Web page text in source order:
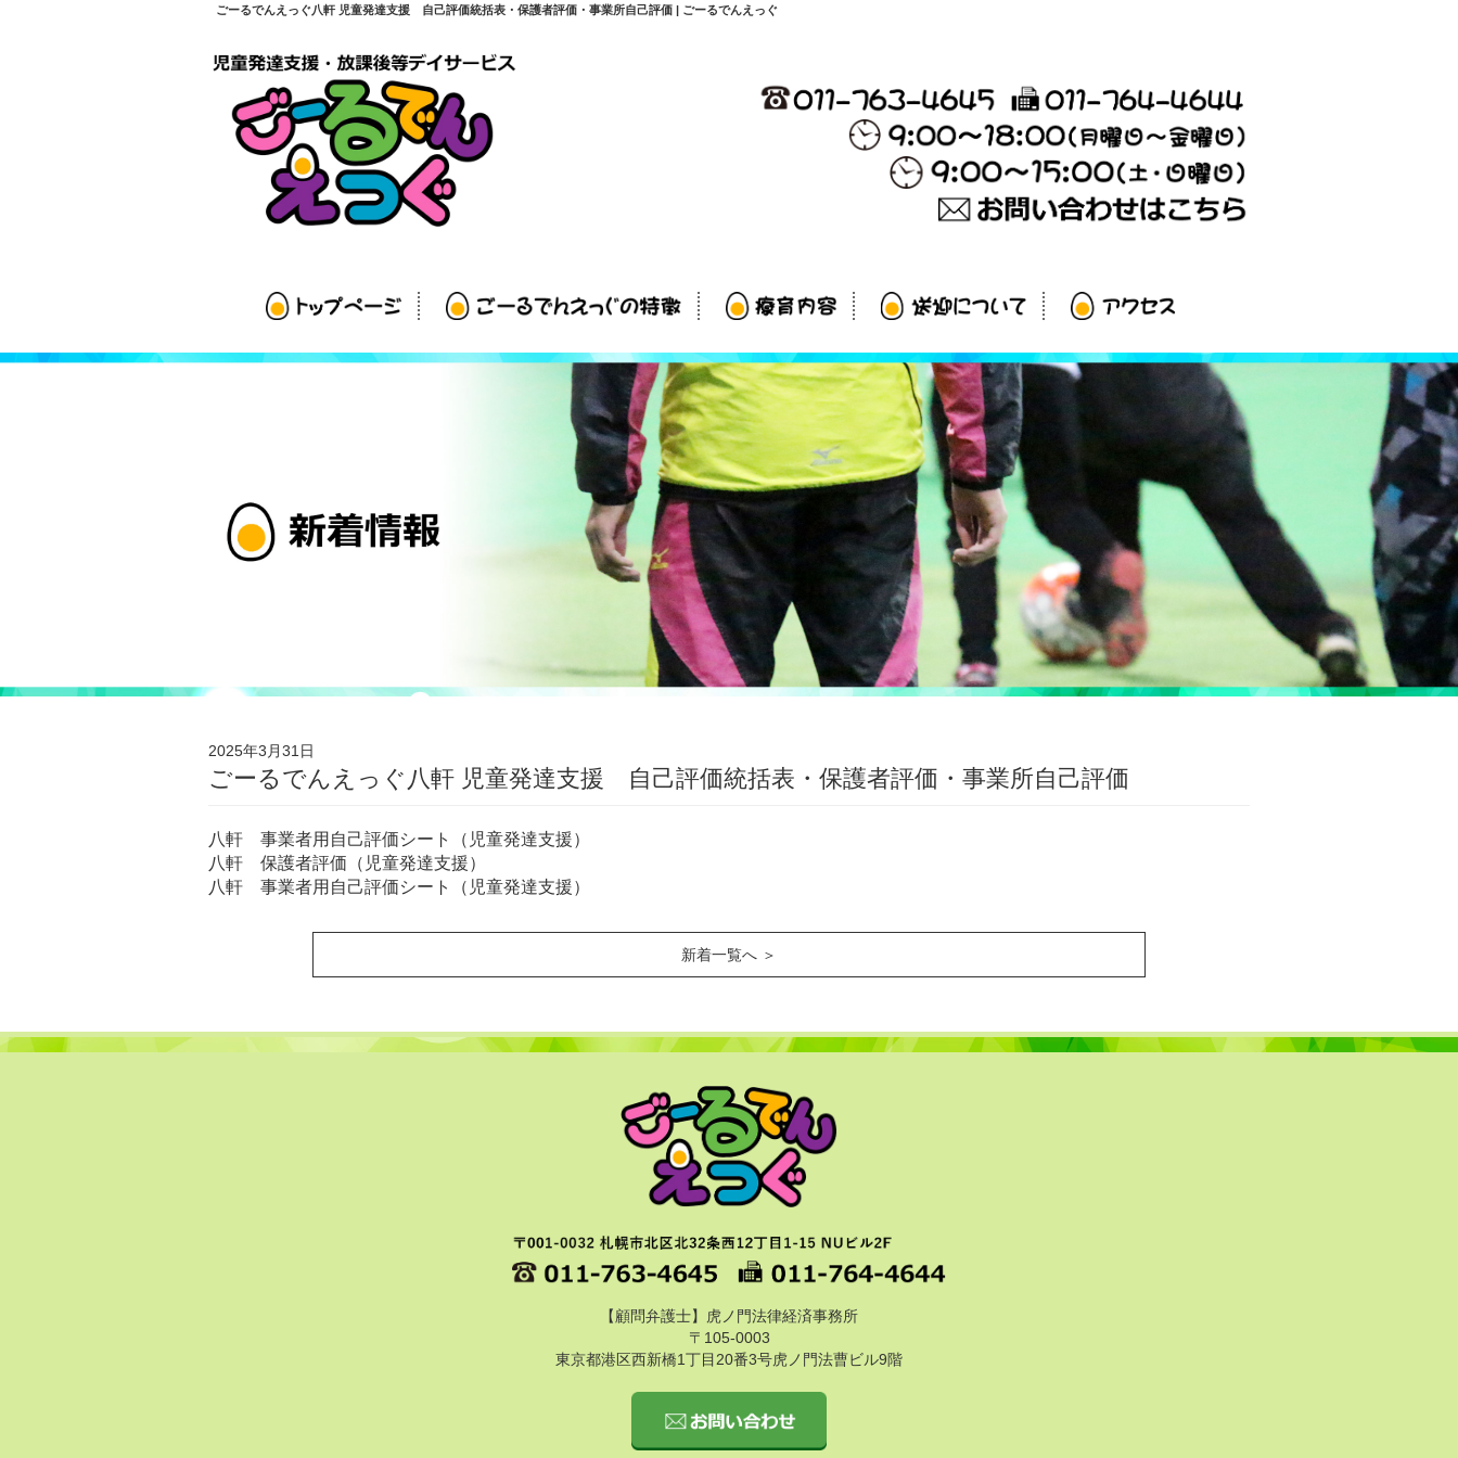
ごーるでんえっぐ八軒 児童発達支援 自己評価統括表・保護者評価・事業所自己評価 | ごーるでんえっぐ
2025年3月31日
ごーるでんえっぐ八軒 児童発達支援 自己評価統括表・保護者評価・事業所自己評価
八軒 事業者用自己評価シート（児童発達支援）
八軒 保護者評価（児童発達支援）
八軒 事業者用自己評価シート（児童発達支援）
新着一覧へ ＞
【顧問弁護士】虎ノ門法律経済事務所
〒105-0003
東京都港区西新橋1丁目20番3号虎ノ門法曹ビル9階